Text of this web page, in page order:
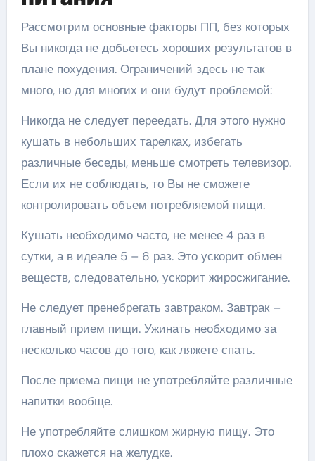
Рассмотрим основные факторы ПП, без которых
Вы никогда не добьетесь хороших результатов в
плане похудения. Ограничений здесь не так
много, но для многих и они будут проблемой:
Никогда не следует переедать. Для этого нужно
кушать в небольших тарелках, избегать
различные беседы, меньше смотреть телевизор.
Если их не соблюдать, то Вы не сможете
контролировать объем потребляемой пищи.
Кушать необходимо часто, не менее 4 раз в
сутки, а в идеале 5 – 6 раз. Это ускорит обмен
веществ, следовательно, ускорит жиросжигание.
Не следует пренебрегать завтраком. Завтрак –
главный прием пищи. Ужинать необходимо за
несколько часов до того, как ляжете спать.
После приема пищи не употребляйте различные
напитки вообще.
Не употребляйте слишком жирную пищу. Это
плохо скажется на желудке.